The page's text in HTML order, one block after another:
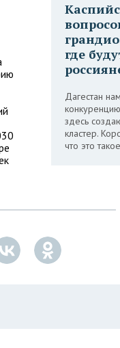
где
Дагестан
здесь
кластер.
что это такое